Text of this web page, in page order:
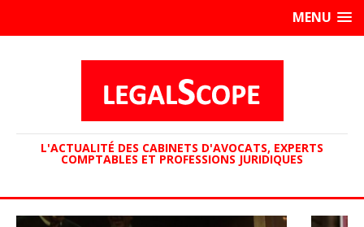
MENU
L'ACTUALITÉ DES CABINETS D'AVOCATS, EXPERTS
COMPTABLES ET PROFESSIONS JURIDIQUES